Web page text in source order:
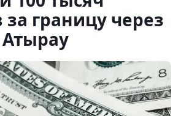
границу через
Атырау